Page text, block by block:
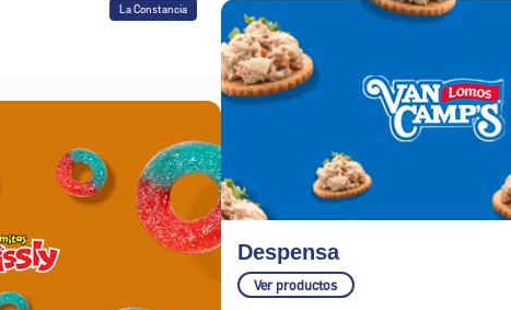
La Constancia
Despensa
Ver productos